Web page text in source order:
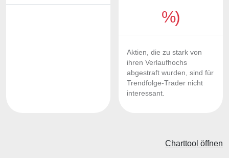
%)
Aktien, die zu stark von
ihren Verlaufhochs
abgestraft wurden, sind für
Trendfolge-Trader nicht
interessant.
Charttool öffnen